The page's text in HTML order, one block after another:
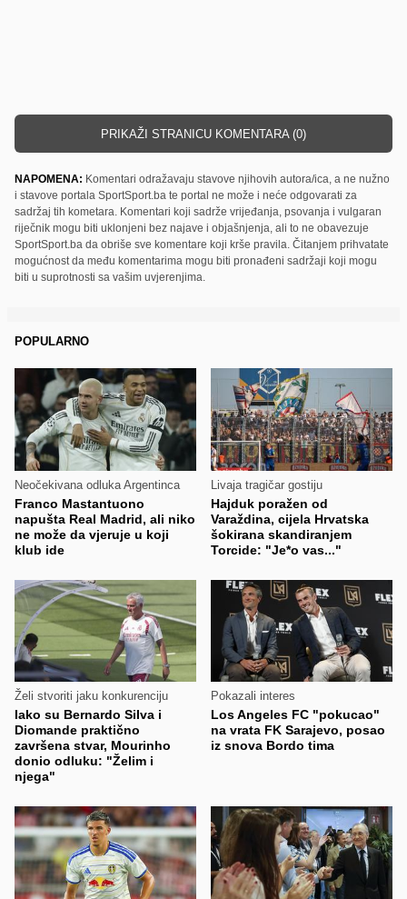
PRIKAŽI STRANICU KOMENTARA (0)
NAPOMENA: Komentari odražavaju stavove njihovih autora/ica, a ne nužno
i stavove portala SportSport.ba te portal ne može i neće odgovarati za
sadržaj tih kometara. Komentari koji sadrže vrijeđanja, psovanja i vulgaran
riječnik mogu biti uklonjeni bez najave i objašnjenja, ali to ne obavezuje
SportSport.ba da obriše sve komentare koji krše pravila. Čitanjem prihvatate
mogućnost da među komentarima mogu biti pronađeni sadržaji koji mogu
biti u suprotnosti sa vašim uvjerenjima.
POPULARNO
Neočekivana odluka Argentinca
Franco Mastantuono
napušta Real Madrid, ali niko
ne može da vjeruje u koji
klub ide
Livaja tragičar gostiju
Hajduk poražen od
Varaždina, cijela Hrvatska
šokirana skandiranjem
Torcide: "Je*o vas..."
Želi stvoriti jaku konkurenciju
Iako su Bernardo Silva i
Diomande praktično
završena stvar, Mourinho
donio odluku: "Želim i
njega"
Pokazali interes
Los Angeles FC "pokucao"
na vrata FK Sarajevo, posao
iz snova Bordo tima